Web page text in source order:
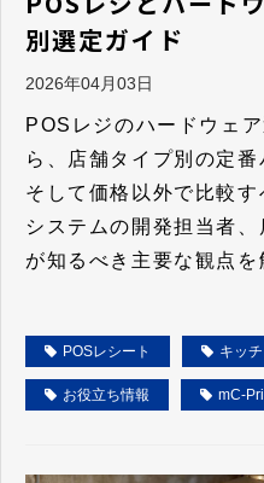
別選定ガイド
2026年04月03日
POSレジのハードウェ
ら、店舗タイプ別の定番
そして価格以外で比較
システムの開発担当者
が知るべき主要な観点を
POSレシート キッ
お役立ち情報 mC-